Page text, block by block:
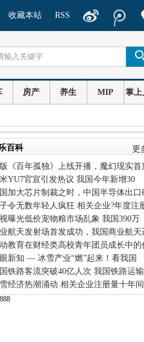
RSS
收藏本站
房产 养生 MIP 掌上
百科 更
《百年孤独》上线开播，魔幻现实首
YU7官宣引发热议 我国今年新增30
加大芯片制裁之时，中国半导体出口
令无数年轻人疯狂 相关企业?年度注
曝光低价宠物粮市场乱象 我国390万
航天发射场首发成功，我国商业航天
教育在财经类高校青年团员成长中的
新知 — 冰雪产业“燃”起来！看我国
铁路客流突破40亿人次 我国铁路运输
经济热潮涌动 相关企业注册量十年